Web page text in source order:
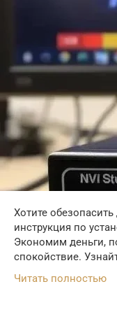
Хотите
инструкция по
Экономим деньги,
спокойствие.
Читать полностью